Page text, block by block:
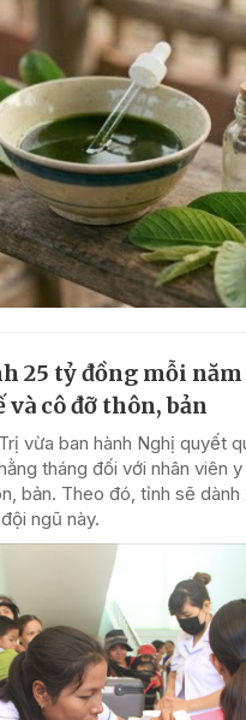
25 tỷ đồng mỗi
cô đỡ thôn, bản
vừa ban hành Nghị quyết
tháng đối với nhân viên
bản. Theo đó, tỉnh sẽ dành
ngũ này.